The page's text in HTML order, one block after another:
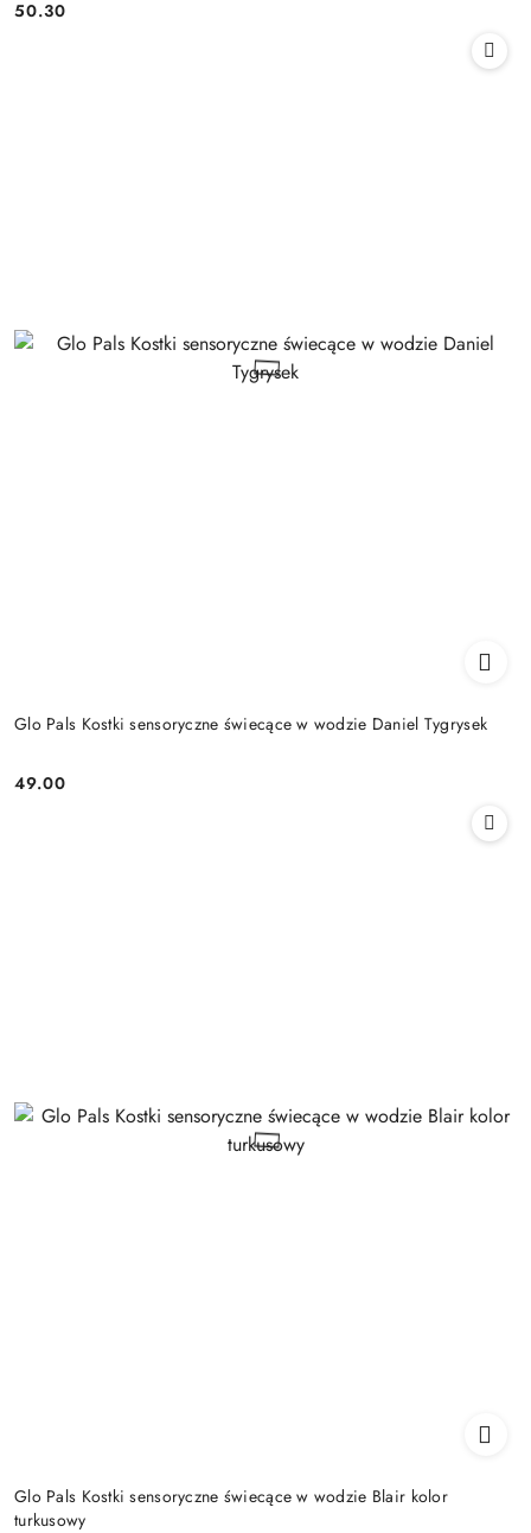
Cena:
50.30
Glo Pals Kostki sensoryczne świecące w wodzie Daniel Tygrysek
Cena:
49.00
Glo Pals Kostki sensoryczne świecące w wodzie Blair kolor
turkusowy